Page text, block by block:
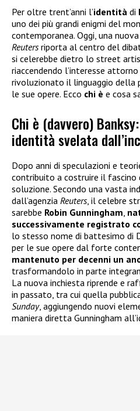
Per oltre trent’anni l’identità di
uno dei più grandi enigmi del
contemporanea. Oggi, una
Reutersriporta al centro del
si celerebbe dietro lo street
riaccendendo l’interesse
rivoluzionato il linguaggio della
le sue opere. Ecco chi è e cosa
Chi è (davvero)
identità svelata
Dopo anni di speculazioni e
contribuito a costruire il fascino
soluzione. Secondo una vasta
dall’agenzia Reuters, il celebre
sarebbe Robin Gunningham,
successivamente registrato
lo stesso nome di battesimo di
per le sue opere dal forte
mantenuto per decenni un
trasformandolo in parte
La nuova inchiesta riprende e
in passato, tra cui quella
Sunday, aggiungendo nuovi
maniera diretta Gunningham